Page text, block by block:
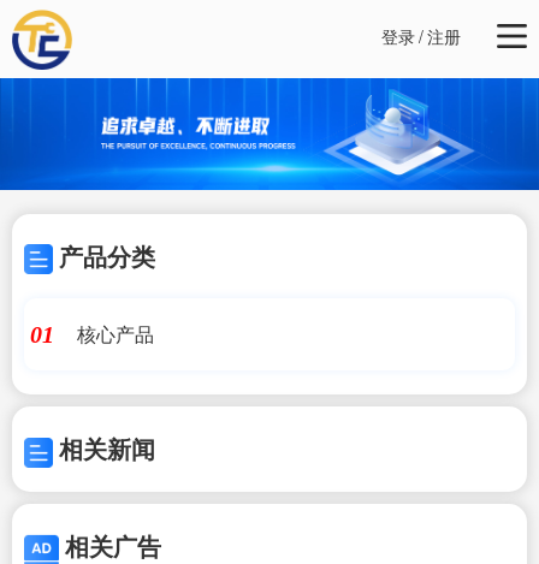
登录/注册
产品分类
01 核心产品
相关新闻
相关广告